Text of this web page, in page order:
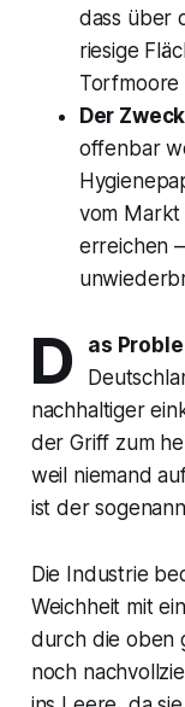
dass über
riesige
Der
offenbar
vom
erreichen
D as
nachhaltiger
der Griff zum
weil niemand
ist der
Die Industrie
Weichheit mit
durch die oben
noch